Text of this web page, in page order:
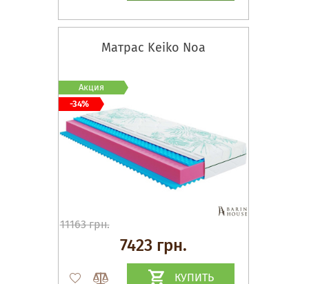
Матрас Keiko Noa
11163 грн.
7423 грн.
КУПИТЬ
Акция
-34%